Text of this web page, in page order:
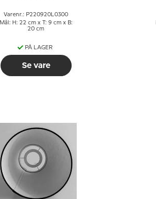
omløbsringe
Varenr.: P220920L0300
Mål: H: 22 cm x T: 9 cm x B:
20 cm
PÅ LAGER
Se vare